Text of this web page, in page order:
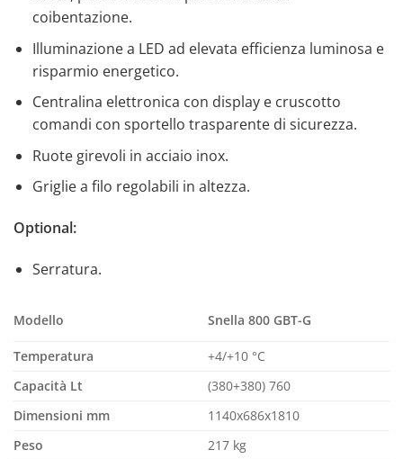
coibentazione.
Illuminazione a LED ad elevata efficienza luminosa e
risparmio energetico.
Centralina elettronica con display e cruscotto
comandi con sportello trasparente di sicurezza.
Ruote girevoli in acciaio inox.
Griglie a filo regolabili in altezza.
Optional:
Serratura.
Modello Snella 800 GBT-G
Temperatura
+4/+10 °C
Capacità Lt
(380+380) 760
Dimensioni mm
1140x686x1810
Peso
217 kg